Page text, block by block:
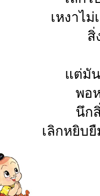
เหงาไ
สิ่
แต่มั
พอ
นึก
เลิกหยิบ